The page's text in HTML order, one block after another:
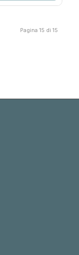
Pagina 15 di 15